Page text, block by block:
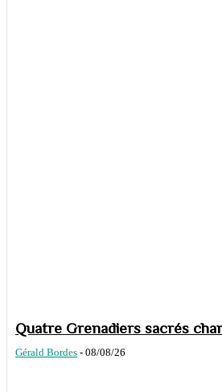
Quatre Grenadiers sacrés
Gérald Bordes - 08/08/26